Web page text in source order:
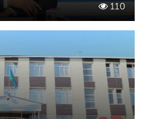
110